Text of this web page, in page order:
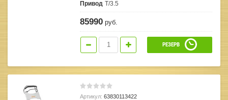
Привод T/3.5
85990 руб.
РЕЗЕРВ
Артикул: 63830113422